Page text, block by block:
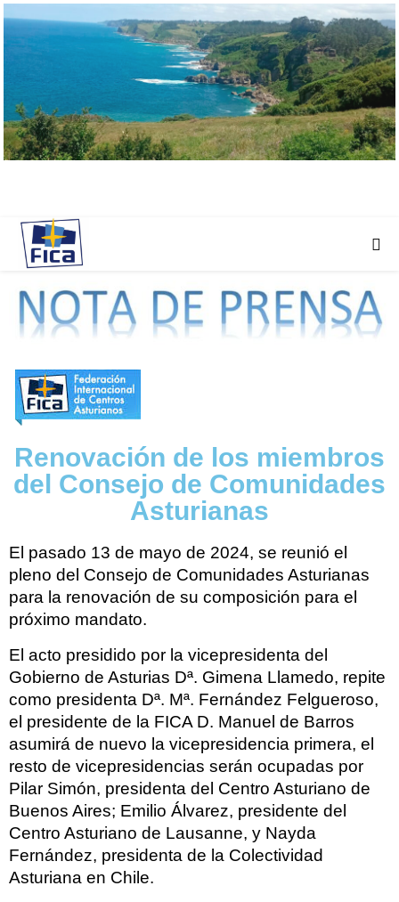
Renovación de los miembros
del Consejo de Comunidades
Asturianas
El pasado 13 de mayo de 2024, se reunió el
pleno del Consejo de Comunidades Asturianas
para la renovación de su composición para el
próximo mandato.
El acto presidido por la vicepresidenta del
Gobierno de Asturias Dª. Gimena Llamedo, repite
como presidenta Dª. Mª. Fernández Felgueroso,
el presidente de la FICA D. Manuel de Barros
asumirá de nuevo la vicepresidencia primera, el
resto de vicepresidencias serán ocupadas por
Pilar Simón, presidenta del Centro Asturiano de
Buenos Aires; Emilio Álvarez, presidente del
Centro Asturiano de Lausanne, y Nayda
Fernández, presidenta de la Colectividad
Asturiana en Chile.